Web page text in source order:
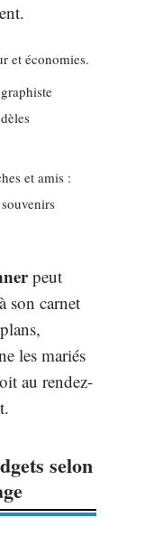
et économies.
et amis :
peut
son carnet
les mariés
au rendez-
selon